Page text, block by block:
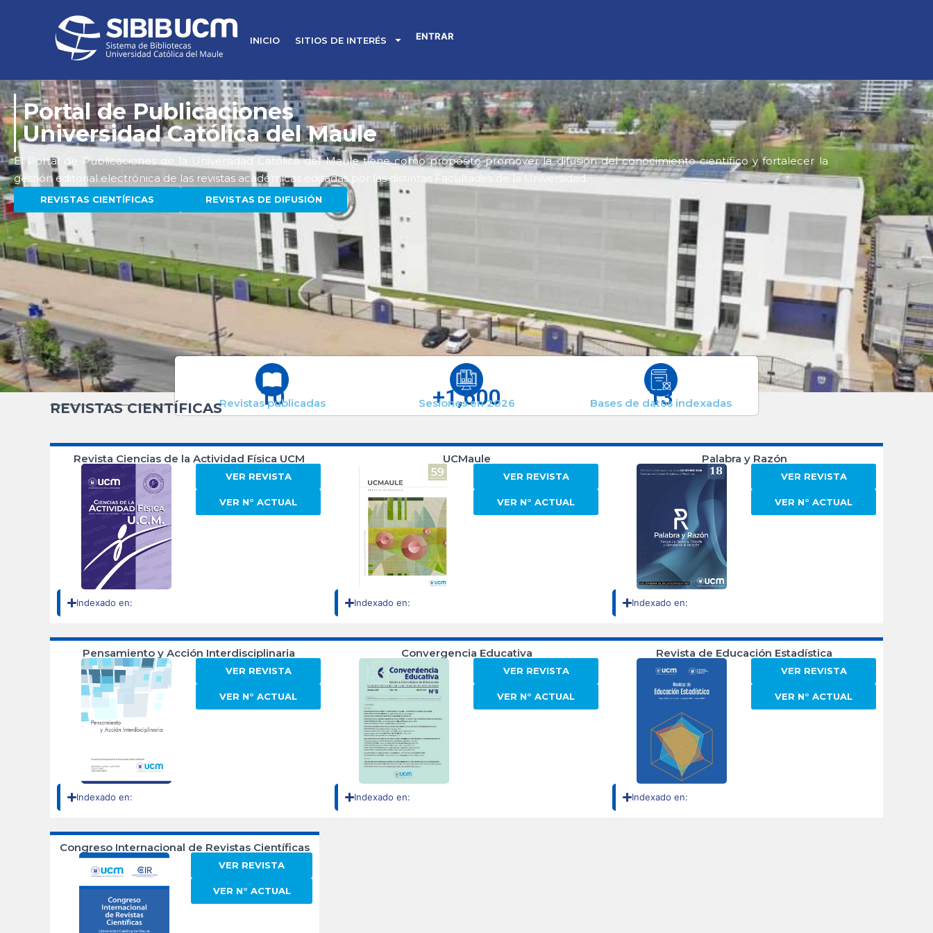
INICIO SITIOS DE INTERÉS ENTRAR
Portal de Publicaciones
Universidad Católica del Maule
El Portal de Publicaciones de la Universidad Católica del Maule tiene como propósito promover la difusión del conocimiento científico y fortalecer la
gestión editorial electrónica de las revistas académicas editadas por las distintas Facultades de la Universidad.
REVISTAS CIENTÍFICAS REVISTAS DE DIFUSIÓN
10
Revistas publicadas +1,600
Sesiones en 2026 13
Bases de datos indexadas
REVISTAS CIENTÍFICAS
Revista Ciencias de la Actividad Física UCM
VER REVISTA
VER N° ACTUAL
Indexado en:
UCMaule
VER REVISTA
VER N° ACTUAL
Indexado en:
Palabra y Razón
VER REVISTA
VER N° ACTUAL
Indexado en:
Pensamiento y Acción Interdisciplinaria
VER REVISTA
VER N° ACTUAL
Indexado en:
Convergencia Educativa
VER REVISTA
VER N° ACTUAL
Indexado en:
Revista de Educación Estadística
VER REVISTA
VER N° ACTUAL
Indexado en:
Congreso Internacional de Revistas Científicas
VER REVISTA
VER N° ACTUAL